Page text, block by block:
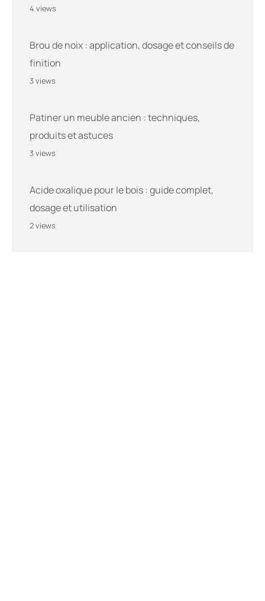
4 views
Brou de noix : application, dosage et conseils de
finition
3 views
Patiner un meuble ancien : techniques,
produits et astuces
3 views
Acide oxalique pour le bois : guide complet,
dosage et utilisation
2 views